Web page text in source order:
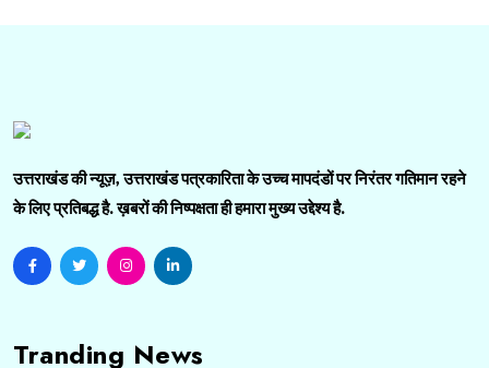
उत्तराखंड की न्यूज़, उत्तराखंड पत्रकारिता के उच्च मापदंडों पर निरंतर गतिमान रहने
के लिए प्रतिबद्ध है. ख़बरों की निष्पक्षता ही हमारा मुख्य उद्देश्य है.
Tranding News